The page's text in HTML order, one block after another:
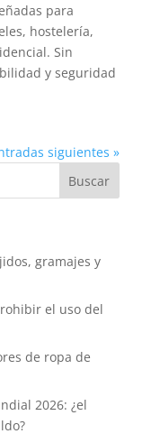
para
hostelería,
Sin
y seguridad
siguientes »
gramajes y
el uso del
de ropa de
2026: ¿el